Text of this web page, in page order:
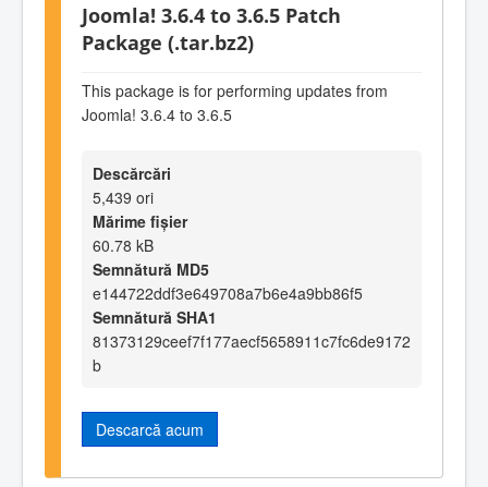
Joomla! 3.6.4 to 3.6.5 Patch
Package (.tar.bz2)
This package is for performing updates from
Joomla! 3.6.4 to 3.6.5
Descărcări
5,439 ori
Mărime fișier
60.78 kB
Semnătură MD5
e144722ddf3e649708a7b6e4a9bb86f5
Semnătură SHA1
81373129ceef7f177aecf5658911c7fc6de9172
b
Descarcă acum